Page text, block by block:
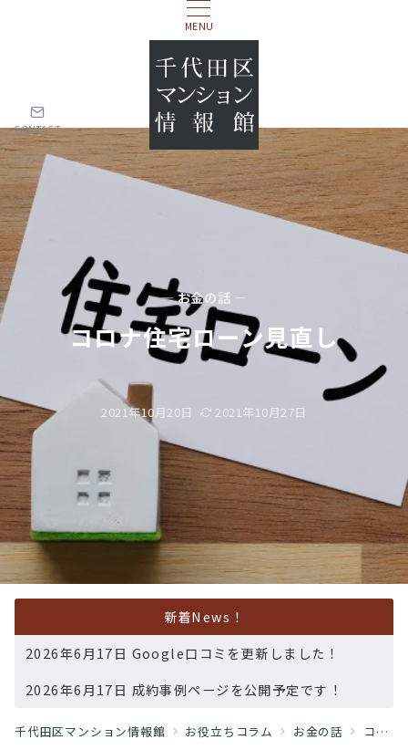
MENU
CONTACT
— お金の話 —
コロナ住宅ローン見直し
2021年10月20日 2021年10月27日
新着News！
2026年6月17日 Google口コミを更新しました！
2026年6月17日 成約事例ページを公開予定です！
千代田区マンション情報館 お役立ちコラム お金の話 コロナ住宅ローン見直し